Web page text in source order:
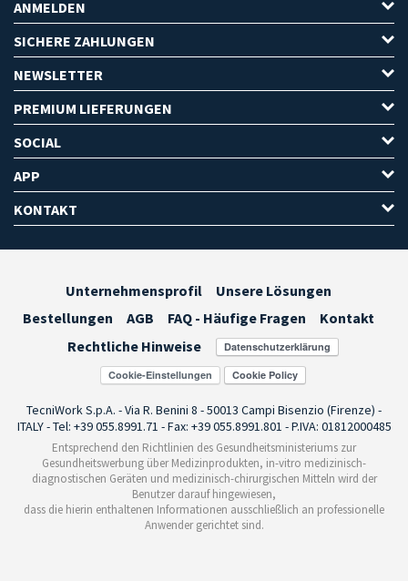
ANMELDEN
SICHERE ZAHLUNGEN
NEWSLETTER
PREMIUM LIEFERUNGEN
SOCIAL
APP
KONTAKT
Unternehmensprofil
Unsere Lösungen
Bestellungen
AGB FAQ - Häufige Fragen
Kontakt
Rechtliche Hinweise
Cookie-Einstellungen
TecniWork S.p.A. - Via R. Benini 8 - 50013 Campi Bisenzio (Firenze) -
ITALY - Tel: +39 055.8991.71 - Fax: +39 055.8991.801 - P.IVA: 01812000485
Entsprechend den Richtlinien des Gesundheitsministeriums zur
Gesundheitswerbung über Medizinprodukten, in-vitro medizinisch-
diagnostischen Geräten und medizinisch-chirurgischen Mitteln wird der
Benutzer darauf hingewiesen,
dass die hierin enthaltenen Informationen ausschließlich an professionelle
Anwender gerichtet sind.